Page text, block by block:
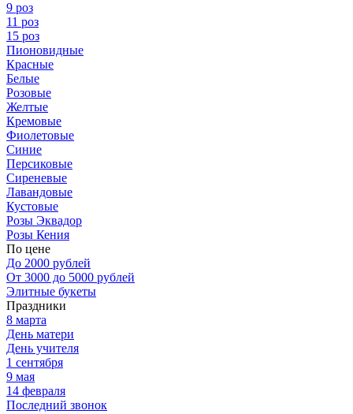
9 роз
11 роз
15 роз
Пионовидные
Красные
Белые
Розовые
Желтые
Кремовые
Фиолетовые
Синие
Персиковые
Сиреневые
Лавандовые
Кустовые
Розы Эквадор
Розы Кения
По цене
До 2000 рублей
От 3000 до 5000 рублей
Элитные букеты
Праздники
8 марта
День матери
День учителя
1 сентября
9 мая
14 февраля
Последний звонок